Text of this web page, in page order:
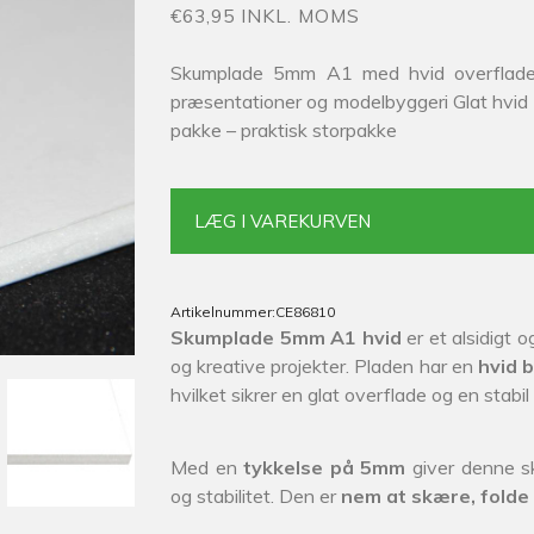
€63,95 INKL. MOMS
Skumplade 5mm A1 med hvid
præsentationer og modelbyggeri Glat
pakke – praktisk storpakke
LÆG I VAREKURVEN
Artikelnummer:CE86810
Skumplade 5mm A1 hvid er et alsidigt
og kreative projekter. Pladen har en hvid
hvilket sikrer en glat overflade og en stabil
Med entykkelse på 5mm giver denne
og stabilitet. Den er nem at skære, folde